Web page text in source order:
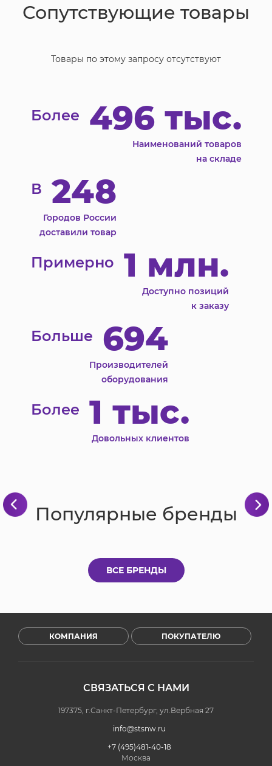
Сопутствующие товары
Товары по этому запросу отсутствуют
Более 496 тыс.
Наименований товаров
на складе
В 248
Городов России
доставили товар
Примерно 1 млн.
Доступно позиций
к заказу
Больше 694
Производителей
оборудования
Более 1 тыс.
Довольных клиентов
Популярные бренды
ВСЕ БРЕНДЫ
КОМПАНИЯ ПОКУПАТЕЛЮ
СВЯЗАТЬСЯ С НАМИ
197375, г.Санкт-Петербург, ул.Вербная 27
info@stsnw.ru
Москва
+7 (495)481-40-18